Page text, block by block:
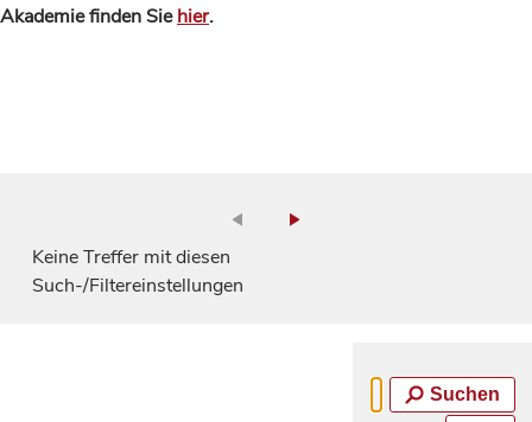
Akademie finden Siehier.
Keine Treffer mit diesen
Such-/Filtereinstellungen
Suchen